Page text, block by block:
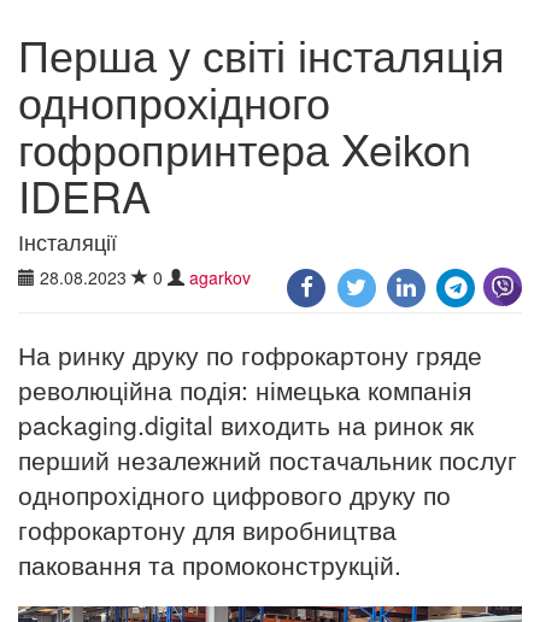
Перша у світі інсталяція
однопрохідного
гофропринтера Xeikon
IDERA
Інсталяції
28.08.2023 0 agarkov
На ринку друку по гофрокартону гряде
революційна подія: німецька компанія
packaging.digital виходить на ринок як
перший незалежний постачальник послуг
однопрохідного цифрового друку по
гофрокартону для виробництва
паковання та промоконструкцій.